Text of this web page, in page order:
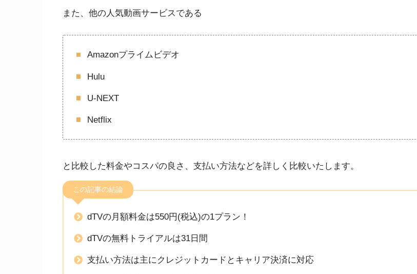
また、他の人気動画サービスである
Amazonプライムビデオ
Hulu
U-NEXT
Netflix
と比較した料金やコスパの良さ、支払い方法などを詳しく比較いたします。
この記事の結論
dTVの月額料金は550円(税込)の1プラン！
dTVの無料トライアルは31日間
支払い方法は主にクレジットカードとキャリア決済に対応